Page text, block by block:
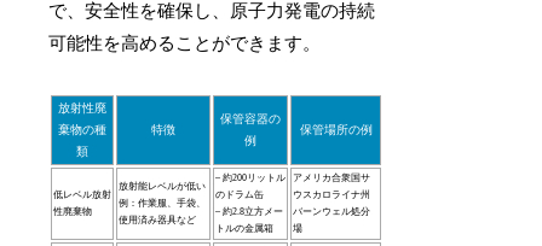
で、安全性を確保し、原子力発電の持続
可能性を高めることができます。
放射性廃
棄物の種
類
特徴
保管容器の
例
保管場所の例
低レベル放射
性廃棄物
放射能レベルが低い
例：作業服、手袋、
使用済み器具など
– 約200リットル
のドラム缶
– 約2.8立方メー
トルの金属箱
アメリカ合衆国サ
ウスカロライナ州
バーンウェル処分
場